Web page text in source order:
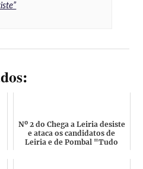
Nº 2 do Chega a Leiria desiste
e ataca os candidatos de
Leiria e de Pombal "Tudo